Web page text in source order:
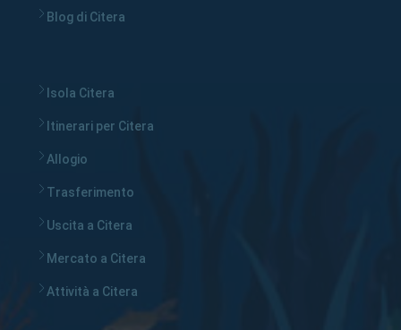
Blog di Citera
Isola Citera
Itinerari per Citera
Allogio
Trasferimento
Uscita a Citera
Mercato a Citera
Attività a Citera